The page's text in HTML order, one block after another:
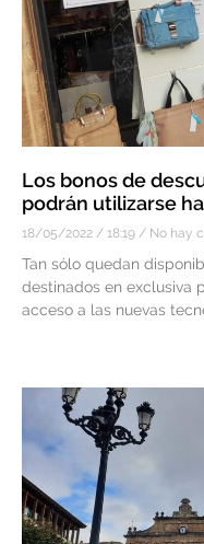
Los bonos de
podrán utilizarse
18/05/2022 18:19 No hay
Tan sólo quedan
destinados en exclusiva
acceso a las nuevas